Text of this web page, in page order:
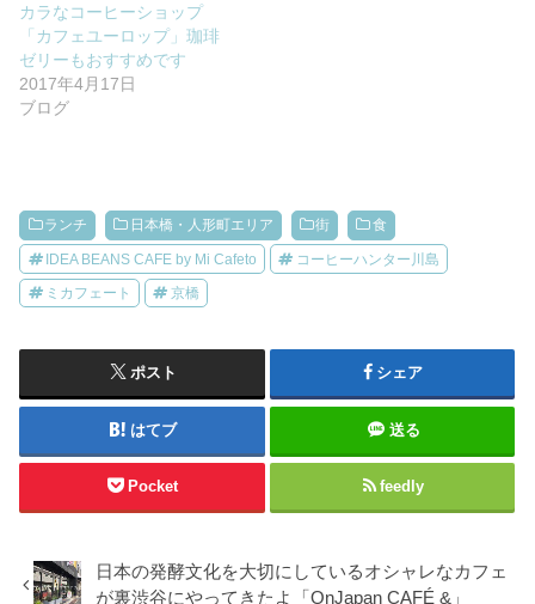
カラなコーヒーショップ
「カフェユーロップ」珈琲
ゼリーもおすすめです
2017年4月17日
ブログ
ランチ 日本橋・人形町エリア 街 食
IDEA BEANS CAFE by Mi Cafeto コーヒーハンター川島
ミカフェート 京橋
ポスト シェア
はてブ 送る
Pocket feedly
日本の発酵文化を大切にしているオシャレなカフェ
が裏渋谷にやってきたよ「OnJapan CAFÉ &」